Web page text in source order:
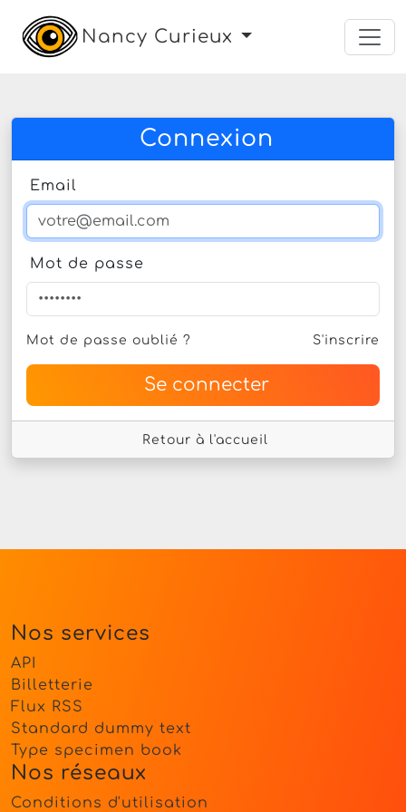
Nancy Curieux
Connexion
Email
Mot de passe
Mot de passe oublié ? S'inscrire
Se connecter
Retour à l'accueil
Nos services
API
Billetterie
Flux RSS
Standard dummy text
Type specimen book
Nos réseaux
Conditions d'utilisation